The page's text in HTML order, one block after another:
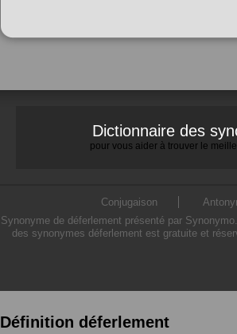
Dictionnaire des
pour vous aider à trouver le
Conjugaison
Synonyme de déferlement présenté par
des synonymes déferlement est gratuite et
Définition déferlement